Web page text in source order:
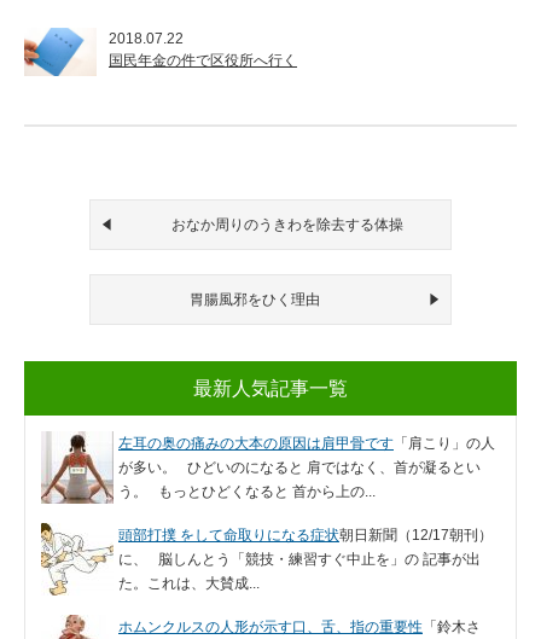
2018.07.22
国民年金の件で区役所へ行く
おなか周りのうきわを除去する体操
胃腸風邪をひく理由
最新人気記事一覧
左耳の奥の痛みの大本の原因は肩甲骨です 「肩こり」の人
が多い。 ひどいのになると 肩ではなく、首が凝るとい
う。 もっとひどくなると 首から上の...
頭部打撲 をして命取りになる症状朝日新聞（12/17朝刊）
に、 脳しんとう「競技・練習すぐ中止を」の 記事が出
た。これは、大賛成...
ホムンクルスの人形が示す口、舌、指の重要性 「鈴木さ